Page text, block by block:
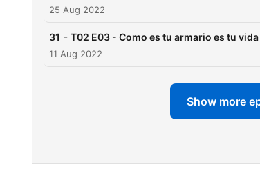
25 Aug 2022
31 - T02 E03 - Como es tu armario es tu
11 Aug 2022
Show more